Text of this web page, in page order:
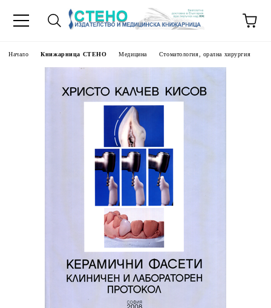
Начало Книжарница СТЕНО Медицина Стоматология, орална хирургия